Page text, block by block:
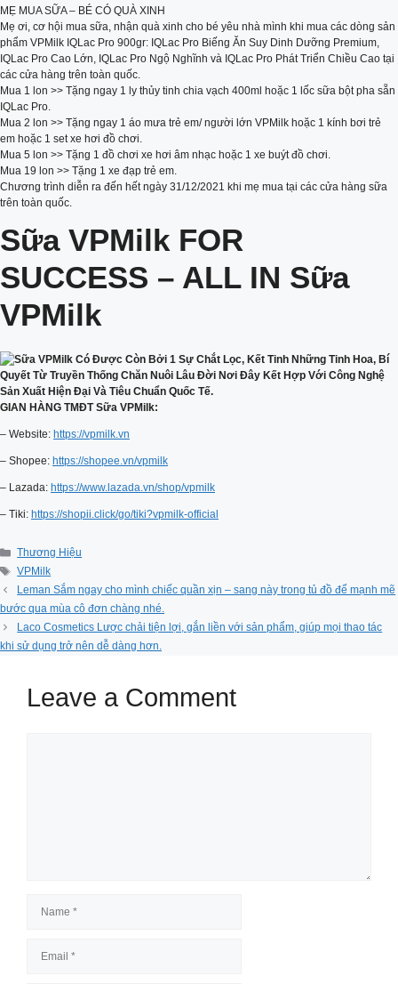
MẸ MUA SỮA – BÉ CÓ QUÀ XINH
Mẹ ơi, cơ hội mua sữa, nhận quà xinh cho bé yêu nhà mình khi mua các dòng sản
phẩm VPMilk IQLac Pro 900gr: IQLac Pro Biếng Ăn Suy Dinh Dưỡng Premium,
IQLac Pro Cao Lớn, IQLac Pro Ngộ Nghĩnh và IQLac Pro Phát Triển Chiều Cao tại
các cửa hàng trên toàn quốc.
Mua 1 lon >> Tặng ngay 1 ly thủy tinh chia vạch 400ml hoặc 1 lốc sữa bột pha sẵn
IQLac Pro.
Mua 2 lon >> Tặng ngay 1 áo mưa trẻ em/ người lớn VPMilk hoặc 1 kính bơi trẻ
em hoặc 1 set xe hơi đồ chơi.
Mua 5 lon >> Tặng 1 đồ chơi xe hơi âm nhạc hoặc 1 xe buýt đồ chơi.
Mua 19 lon >> Tặng 1 xe đạp trẻ em.
Chương trình diễn ra đến hết ngày 31/12/2021 khi mẹ mua tại các cửa hàng sữa
trên toàn quốc.
Sữa VPMilk FOR
SUCCESS – ALL IN Sữa
VPMilk
GIAN HÀNG TMĐT Sữa VPMilk:
– Website: https://vpmilk.vn
– Shopee: https://shopee.vn/vpmilk
– Lazada: https://www.lazada.vn/shop/vpmilk
– Tiki: https://shopii.click/go/tiki?vpmilk-official
Categories
Thương Hiệu
Tags
VPMilk
Leman Sắm ngay cho mình chiếc quần xịn – sang này trong tủ đồ để mạnh mẽ
bước qua mùa cô đơn chàng nhé.
Laco Cosmetics Lược chải tiện lợi, gắn liền với sản phẩm, giúp mọi thao tác
khi sử dụng trở nên dễ dàng hơn.
Leave a Comment